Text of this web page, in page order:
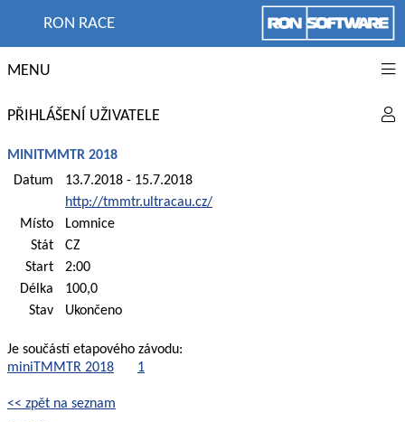
RON RACE
MENU
PŘIHLÁŠENÍ UŽIVATELE
MINITMMTR 2018
Datum
13.7.2018 - 15.7.2018
http://tmmtr.ultracau.cz/
Místo
Lomnice
Stát
CZ
Start
2:00
Délka
100,0
Stav
Ukončeno
Je součástí etapového závodu:
miniTMMTR 2018
1
<< zpět na seznam